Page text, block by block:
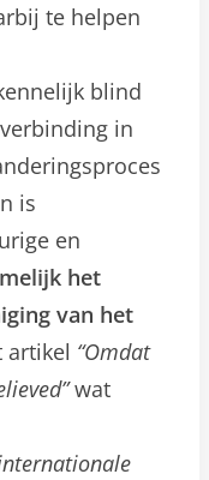
te helpen
blind
in
is
en
het
van het
artikel “Omdat
wat